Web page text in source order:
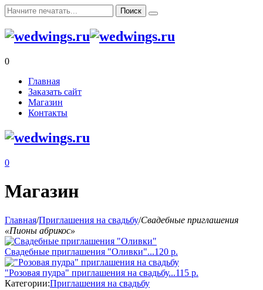
0
Главная
Заказать сайт
Магазин
Контакты
0
Магазин
Главная/Приглашения на свадьбу/Свадебные приглашения
«Пионы абрикос»
Свадебные приглашения "Оливки"...120 р.
"Розовая пудра" приглашения на свадьбу...115 р.
Категории:Приглашения на свадьбу